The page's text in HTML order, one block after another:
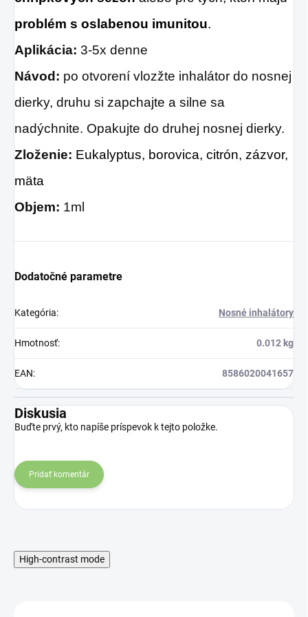
problém s oslabenou imunitou.
Aplikácia: 3-5x denne
Návod: po otvorení vlozžte inhalátor do nosnej
dierky, druhu si zapchajte a silne sa
nadýchnite. Opakujte do druhej nosnej dierky.
Zloženie: Eukalyptus, borovica, citrón, zázvor,
mäta
Objem: 1ml
Dodatočné parametre
Kategória: Nosné inhalátory
Hmotnosť: 0.012 kg
EAN: 8586020041657
Diskusia
Buďte prvý, kto napíše príspevok k tejto položke.
Pridať komentár
High-contrast mode